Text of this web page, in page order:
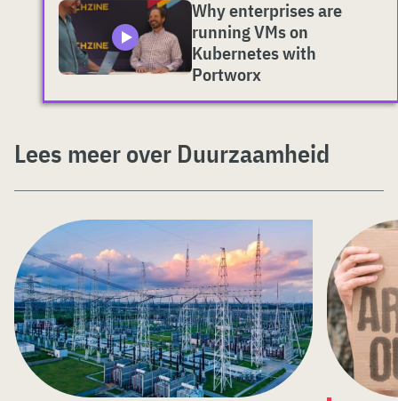
Why enterprises are
running VMs on
Kubernetes with
Portworx
Lees meer over Duurzaamheid